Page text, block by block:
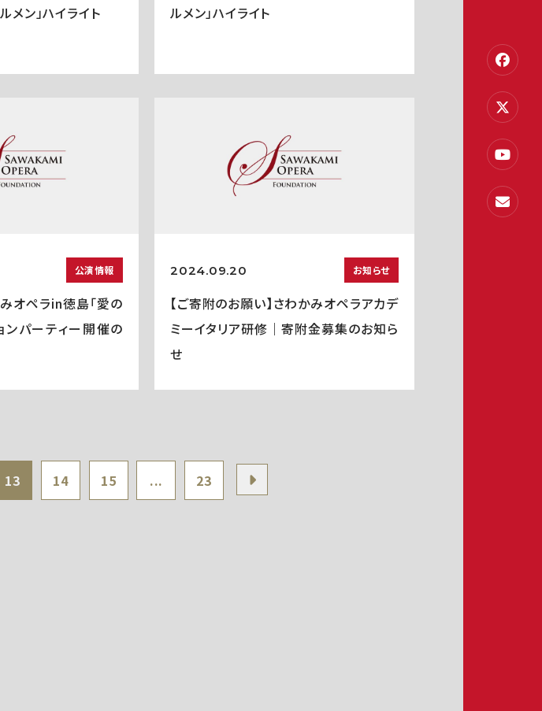
メン」ハイライト
ルメン」ハイライト
公演情報
オペラin徳島「愛の
ンパーティー開催の
2024.09.20 お知らせ
【ご寄附のお願い】さわかみオペラアカデ
ミーイタリア研修｜寄附金募集のお知ら
せ
13 14 15 ... 23